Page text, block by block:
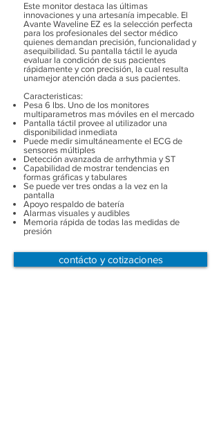
Este monitor destaca las últimas
innovaciones y una artesanía impecable. El
Avante Waveline EZ es la selección perfecta
para los profesionales del sector médico
quienes demandan precisión, funcionalidad y
asequibilidad. Su pantalla táctil le ayuda
evaluar la condición de sus pacientes
rápidamente y con precisión, la cual resulta
unamejor atención dada a sus pacientes.
Caracteristicas:
Pesa 6 lbs. Uno de los monitores
multiparametros mas móviles en el mercado
Pantalla táctil provee al utilizador una
disponibilidad inmediata
Puede medir simultáneamente el ECG de
sensores múltiples
Detección avanzada de arrhythmia y ST
Capabilidad de mostrar tendencias en
formas gráficas y tabulares
Se puede ver tres ondas a la vez en la
pantalla
Apoyo respaldo de batería
Alarmas visuales y audibles
Memoria rápida de todas las medidas de
presión
contácto y cotizaciones